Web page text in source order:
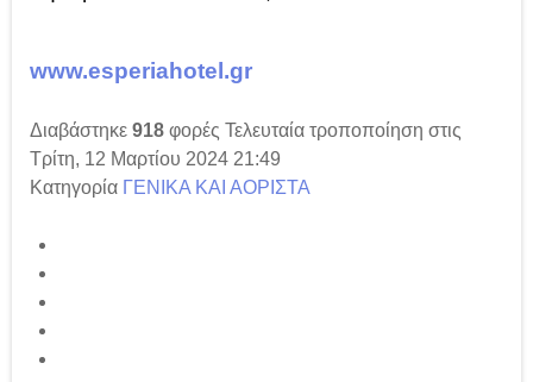
www.esperiahotel.gr
Διαβάστηκε 918 φορές Τελευταία τροποποίηση στις
Τρίτη, 12 Μαρτίου 2024 21:49
Κατηγορία ΓΕΝΙΚΑ ΚΑΙ ΑΟΡΙΣΤΑ